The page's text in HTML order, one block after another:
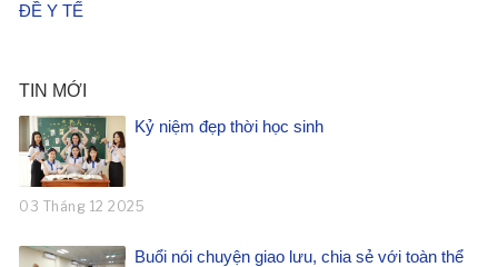
ĐỀ Y TẾ
TIN MỚI
Kỷ niệm đẹp thời học sinh
03 Tháng 12 2025
Buổi nói chuyện giao lưu, chia sẻ với toàn thể